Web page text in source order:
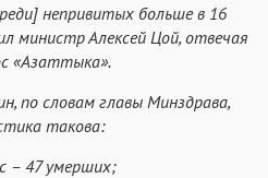
непривитых больше в 16
министр Алексей Цой, отвечая
«Азаттыка».
по словам главы Минздрава,
такова:
– 47 умерших;